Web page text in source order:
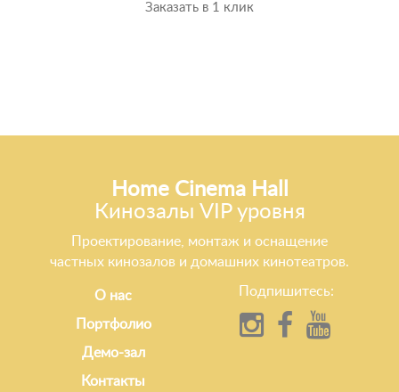
Заказать в 1 клик
Home Cinema Hall
Кинозалы VIP уровня
Проектирование, монтаж и оснащение
частных кинозалов и домашних кинотеатров.
О нас
Портфолио
Демо-зал
Контакты
Подпишитесь: